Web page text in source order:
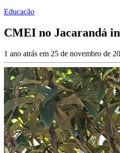
Educação
CMEI no Jacarandá
1 ano atrás em 25 de novembro de